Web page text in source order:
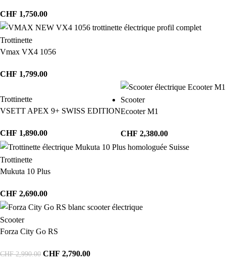
CHF 1,750.00
Trottinette
Vmax VX4 1056
CHF 1,799.00
Trottinette
VSETT APEX 9+ SWISS EDITION
CHF 1,890.00
Scooter
Ecooter M1
CHF 2,380.00
Trottinette
Mukuta 10 Plus
CHF 2,690.00
Scooter
Forza City Go RS
CHF2,990.00 CHF 2,790.00